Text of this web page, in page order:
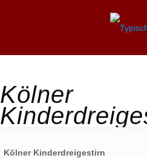
Kölner
Kölner Kinderdreigestirn